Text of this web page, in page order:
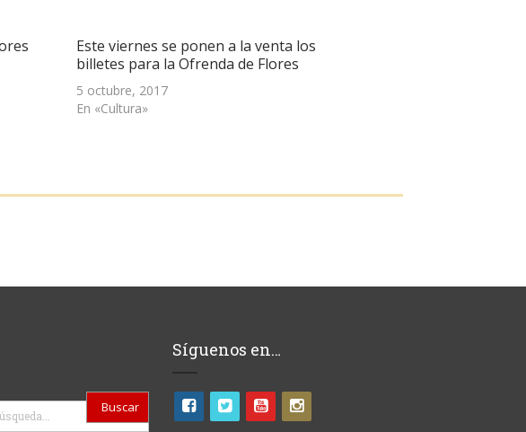
Este viernes se ponen a la venta los
billetes para la Ofrenda de Flores
5 octubre, 2017
En «Cultura»
Síguenos en…